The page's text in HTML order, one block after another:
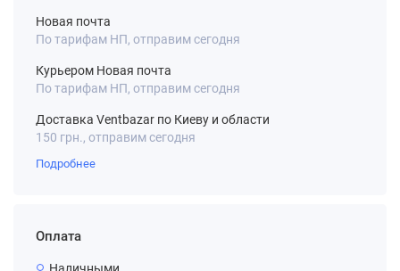
Новая почта
По тарифам НП, отправим сегодня
Курьером Новая почта
По тарифам НП, отправим сегодня
Доставка Ventbazar по Киеву и области
150 грн., отправим сегодня
Подробнее
Оплата